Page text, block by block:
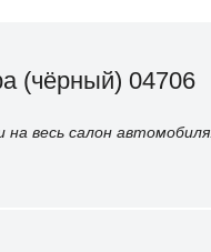
(чёрный) 04706
весь салон автомобиля.